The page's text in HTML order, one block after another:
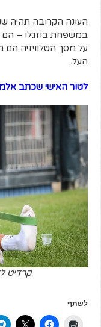
העונה הקרובה תהיה
במשפחת בוזגלו – הם
על מסך הטלוויזיה
העל.
לטור האישי שכתב
קרדיט
לשתף